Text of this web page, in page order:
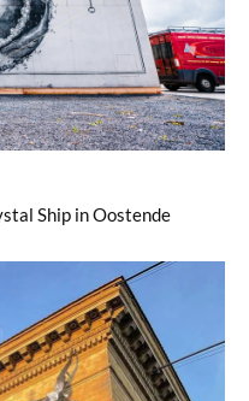
Ship in Oostende